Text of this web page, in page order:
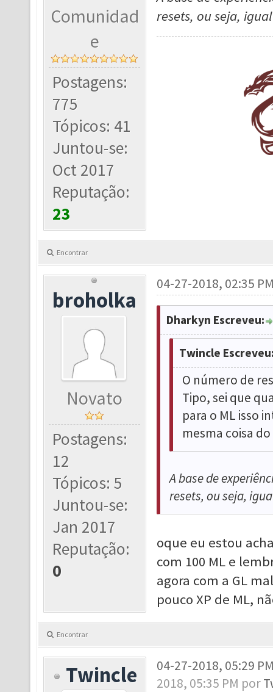
Comunidad
e
Postagens:
775
Tópicos: 41
Juntou-se:
Oct 2017
Reputação:
23
resets, ou seja,
Encontrar
broholka
Novato
Postagens:
12
Tópicos: 5
Juntou-se:
Jan 2017
Reputação:
0
04-27-2018, 02:35
Dharkyn Escreveu:
Twincle
O número de
Tipo, sei que
para o ML isso
mesma coisa
A base de
resets, ou seja,
oque eu estou
com 100 ML e
agora com a GL
pouco XP de ML,
Encontrar
Twincle
04-27-2018, 05:29
2018, 05:35 PM por